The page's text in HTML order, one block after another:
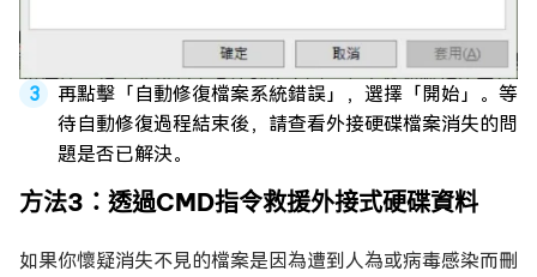
再點擊「自動修復檔案系統錯誤」，選擇「開始」。等
待自動修復過程結束後，請查看外接硬碟檔案消失的問
題是否已解決。
方法3：透過CMD指令救援外接式硬碟資料
如果你懷疑消失不見的檔案是因為遭到人為或病毒感染而刪